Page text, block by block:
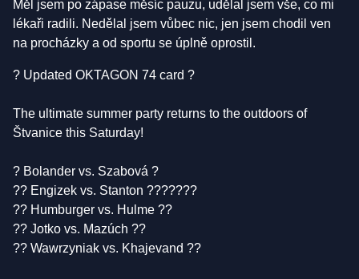
Měl jsem po zápase měsíc pauzu, udělal jsem vše, co mi
lékaři radili. Nedělal jsem vůbec nic, jen jsem chodil ven
na procházky a od sportu se úplně oprostil.
?️ Updated OKTAGON 74 card ?️
The ultimate summer party returns to the outdoors of
Štvanice this Saturday!
? Bolander vs. Szabová ?
?? Engizek vs. Stanton ???????
?? Humburger vs. Hulme ??
?? Jotko vs. Mazúch ??
?? Wawrzyniak vs. Khajevand ??